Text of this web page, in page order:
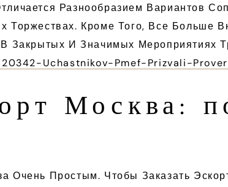
Разнообразием Вариантов
Торжествах. Кроме Того, Все Больше
Закрытых И Значимых Мероприятиях
Uchastnikov-Pmef-Prizvali-
Москва:
Очень Простым. Чтобы Заказать